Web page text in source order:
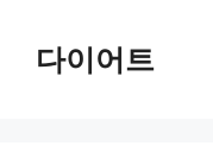
다이어트